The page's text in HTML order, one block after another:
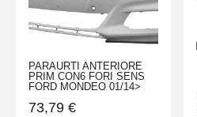
PARAURTI ANTERIORE
PRIM CON6 FORI SENS
FORD MONDEO 01/14>
73,79 €